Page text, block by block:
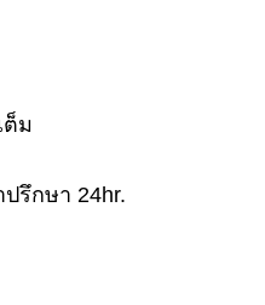
ต็ม
รึกษา 24hr.